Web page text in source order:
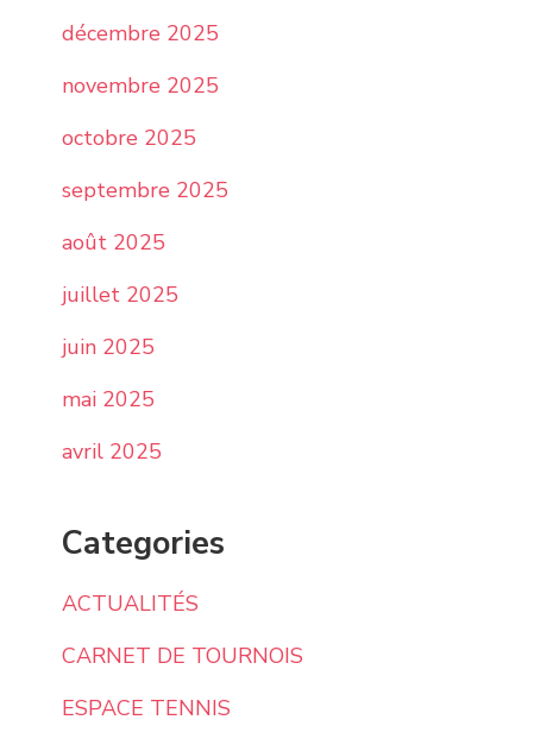
décembre 2025
novembre 2025
octobre 2025
septembre 2025
août 2025
juillet 2025
juin 2025
mai 2025
avril 2025
Categories
ACTUALITÉS
CARNET DE TOURNOIS
ESPACE TENNIS